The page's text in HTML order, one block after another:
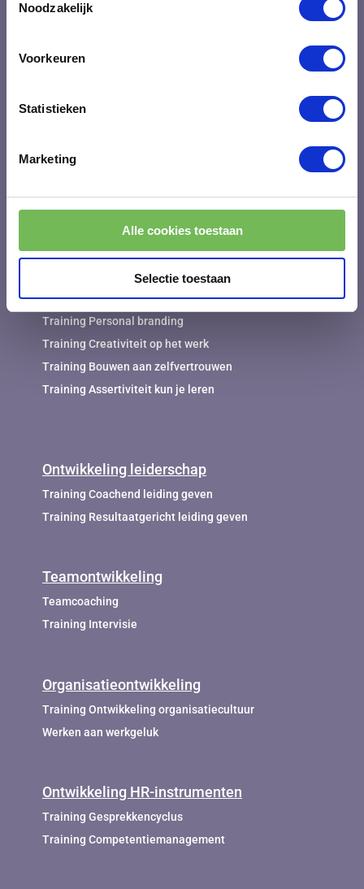
Noodzakelijk
Voorkeuren
Statistieken
Marketing
Alle cookies toestaan
Selectie toestaan
Algemene voorwaarden
Training Resultaatgericht werken en communiceren
Training Werk en privé in balans
Persoonlijke ontwikkeling
Training Inlevingsvermogen
Training Personal branding
Training Creativiteit op het werk
Training Bouwen aan zelfvertrouwen
Training Assertiviteit kun je leren
Ontwikkeling leiderschap
Training Coachend leiding geven
Training Resultaatgericht leiding geven
Teamontwikkeling
Teamcoaching
Training Intervisie
Organisatieontwikkeling
Training Ontwikkeling organisatiecultuur
Werken aan werkgeluk
Ontwikkeling HR-instrumenten
Training Gesprekkencyclus
Training Competentiemanagement